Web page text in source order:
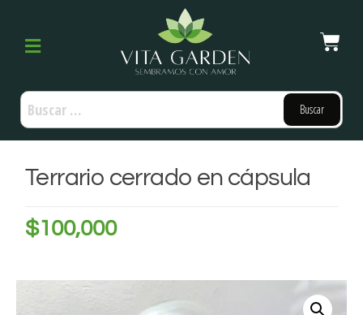
Terrario cerrado en cápsula
$100,000